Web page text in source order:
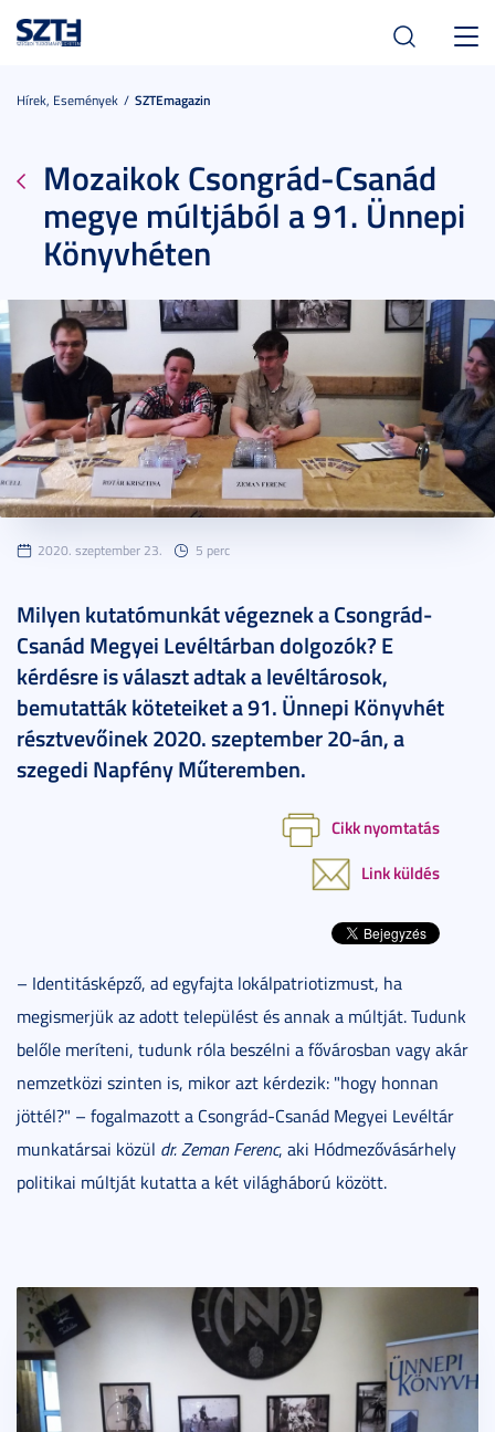
Hírek, Események SZTEmagazin
Mozaikok Csongrád-Csanád
megye múltjából a 91. Ünnepi
Könyvhéten
2020. szeptember 23. 5 perc
Milyen kutatómunkát végeznek a Csongrád-
Csanád Megyei Levéltárban dolgozók? E
kérdésre is választ adtak a levéltárosok,
bemutatták köteteiket a 91. Ünnepi Könyvhét
résztvevőinek 2020. szeptember 20-án, a
szegedi Napfény Műteremben.
Cikk nyomtatás
Link küldés
– Identitásképző, ad egyfajta lokálpatriotizmust, ha
megismerjük az adott települést és annak a múltját. Tudunk
belőle meríteni, tudunk róla beszélni a fővárosban vagy akár
nemzetközi szinten is, mikor azt kérdezik: "hogy honnan
jöttél?" – fogalmazott a Csongrád-Csanád Megyei Levéltár
munkatársai közül dr. Zeman Ferenc, aki Hódmezővásárhely
politikai múltját kutatta a két világháború között.